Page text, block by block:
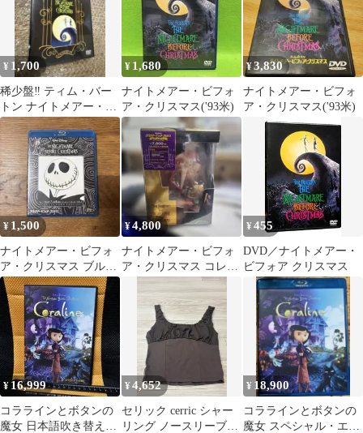
ク グレー F 822A1
¥ 1,700
稀少盤‼︎ ティム・バー
トン ナイトメアー・ビ
フォア・クリスマス コ
レクターズ版
¥ 1,680
ナイトメアー・ビフォ
ア・クリスマス('93米)
¥3,830
ナイトメアー・ビフォ
ア・クリスマス('93米)
¥ 1,500
ナイトメアー・ビフォ
ア・クリスマス ブルー
レイ
¥4,800
ナイトメアー・ビフォ
ア・クリスマス コレク
ターズ・エディション
スペシャル・ボ…
¥455
DVD／ナイトメアー・
ビフォア クリスマス
¥ 16,999
コララインとボタンの
魔女 日本語吹き替え収
¥4,652
セリック cerric シャー
リング ノースリーブ
¥ 18,900
コララインとボタンの
魔女 スペシャル・エデ